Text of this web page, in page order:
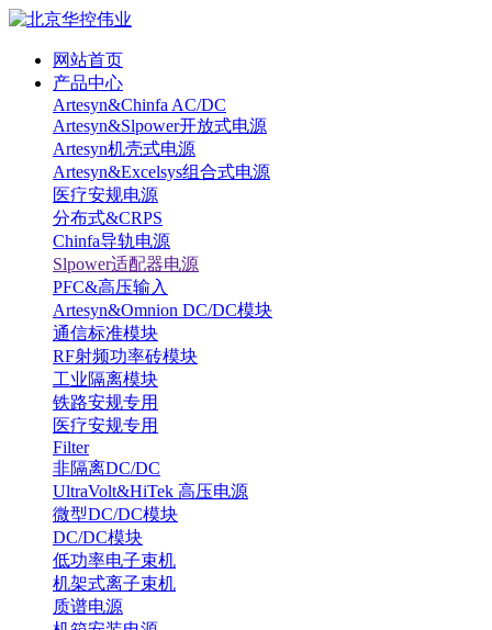
网站首页
产品中心
Artesyn&Chinfa AC/DC
Artesyn&Slpower开放式电源
Artesyn机壳式电源
Artesyn&Excelsys组合式电源
医疗安规电源
分布式&CRPS
Chinfa导轨电源
Slpower适配器电源
PFC&高压输入
Artesyn&Omnion DC/DC模块
通信标准模块
RF射频功率砖模块
工业隔离模块
铁路安规专用
医疗安规专用
Filter
非隔离DC/DC
UltraVolt&HiTek 高压电源
微型DC/DC模块
DC/DC模块
低功率电子束机
机架式离子束机
质谱电源